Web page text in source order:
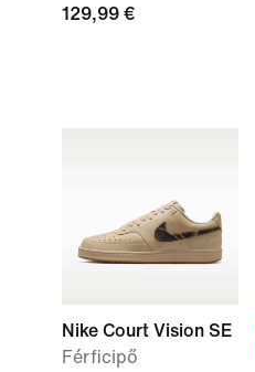
129,99 €
Nike Court Vision SE
Férficipő